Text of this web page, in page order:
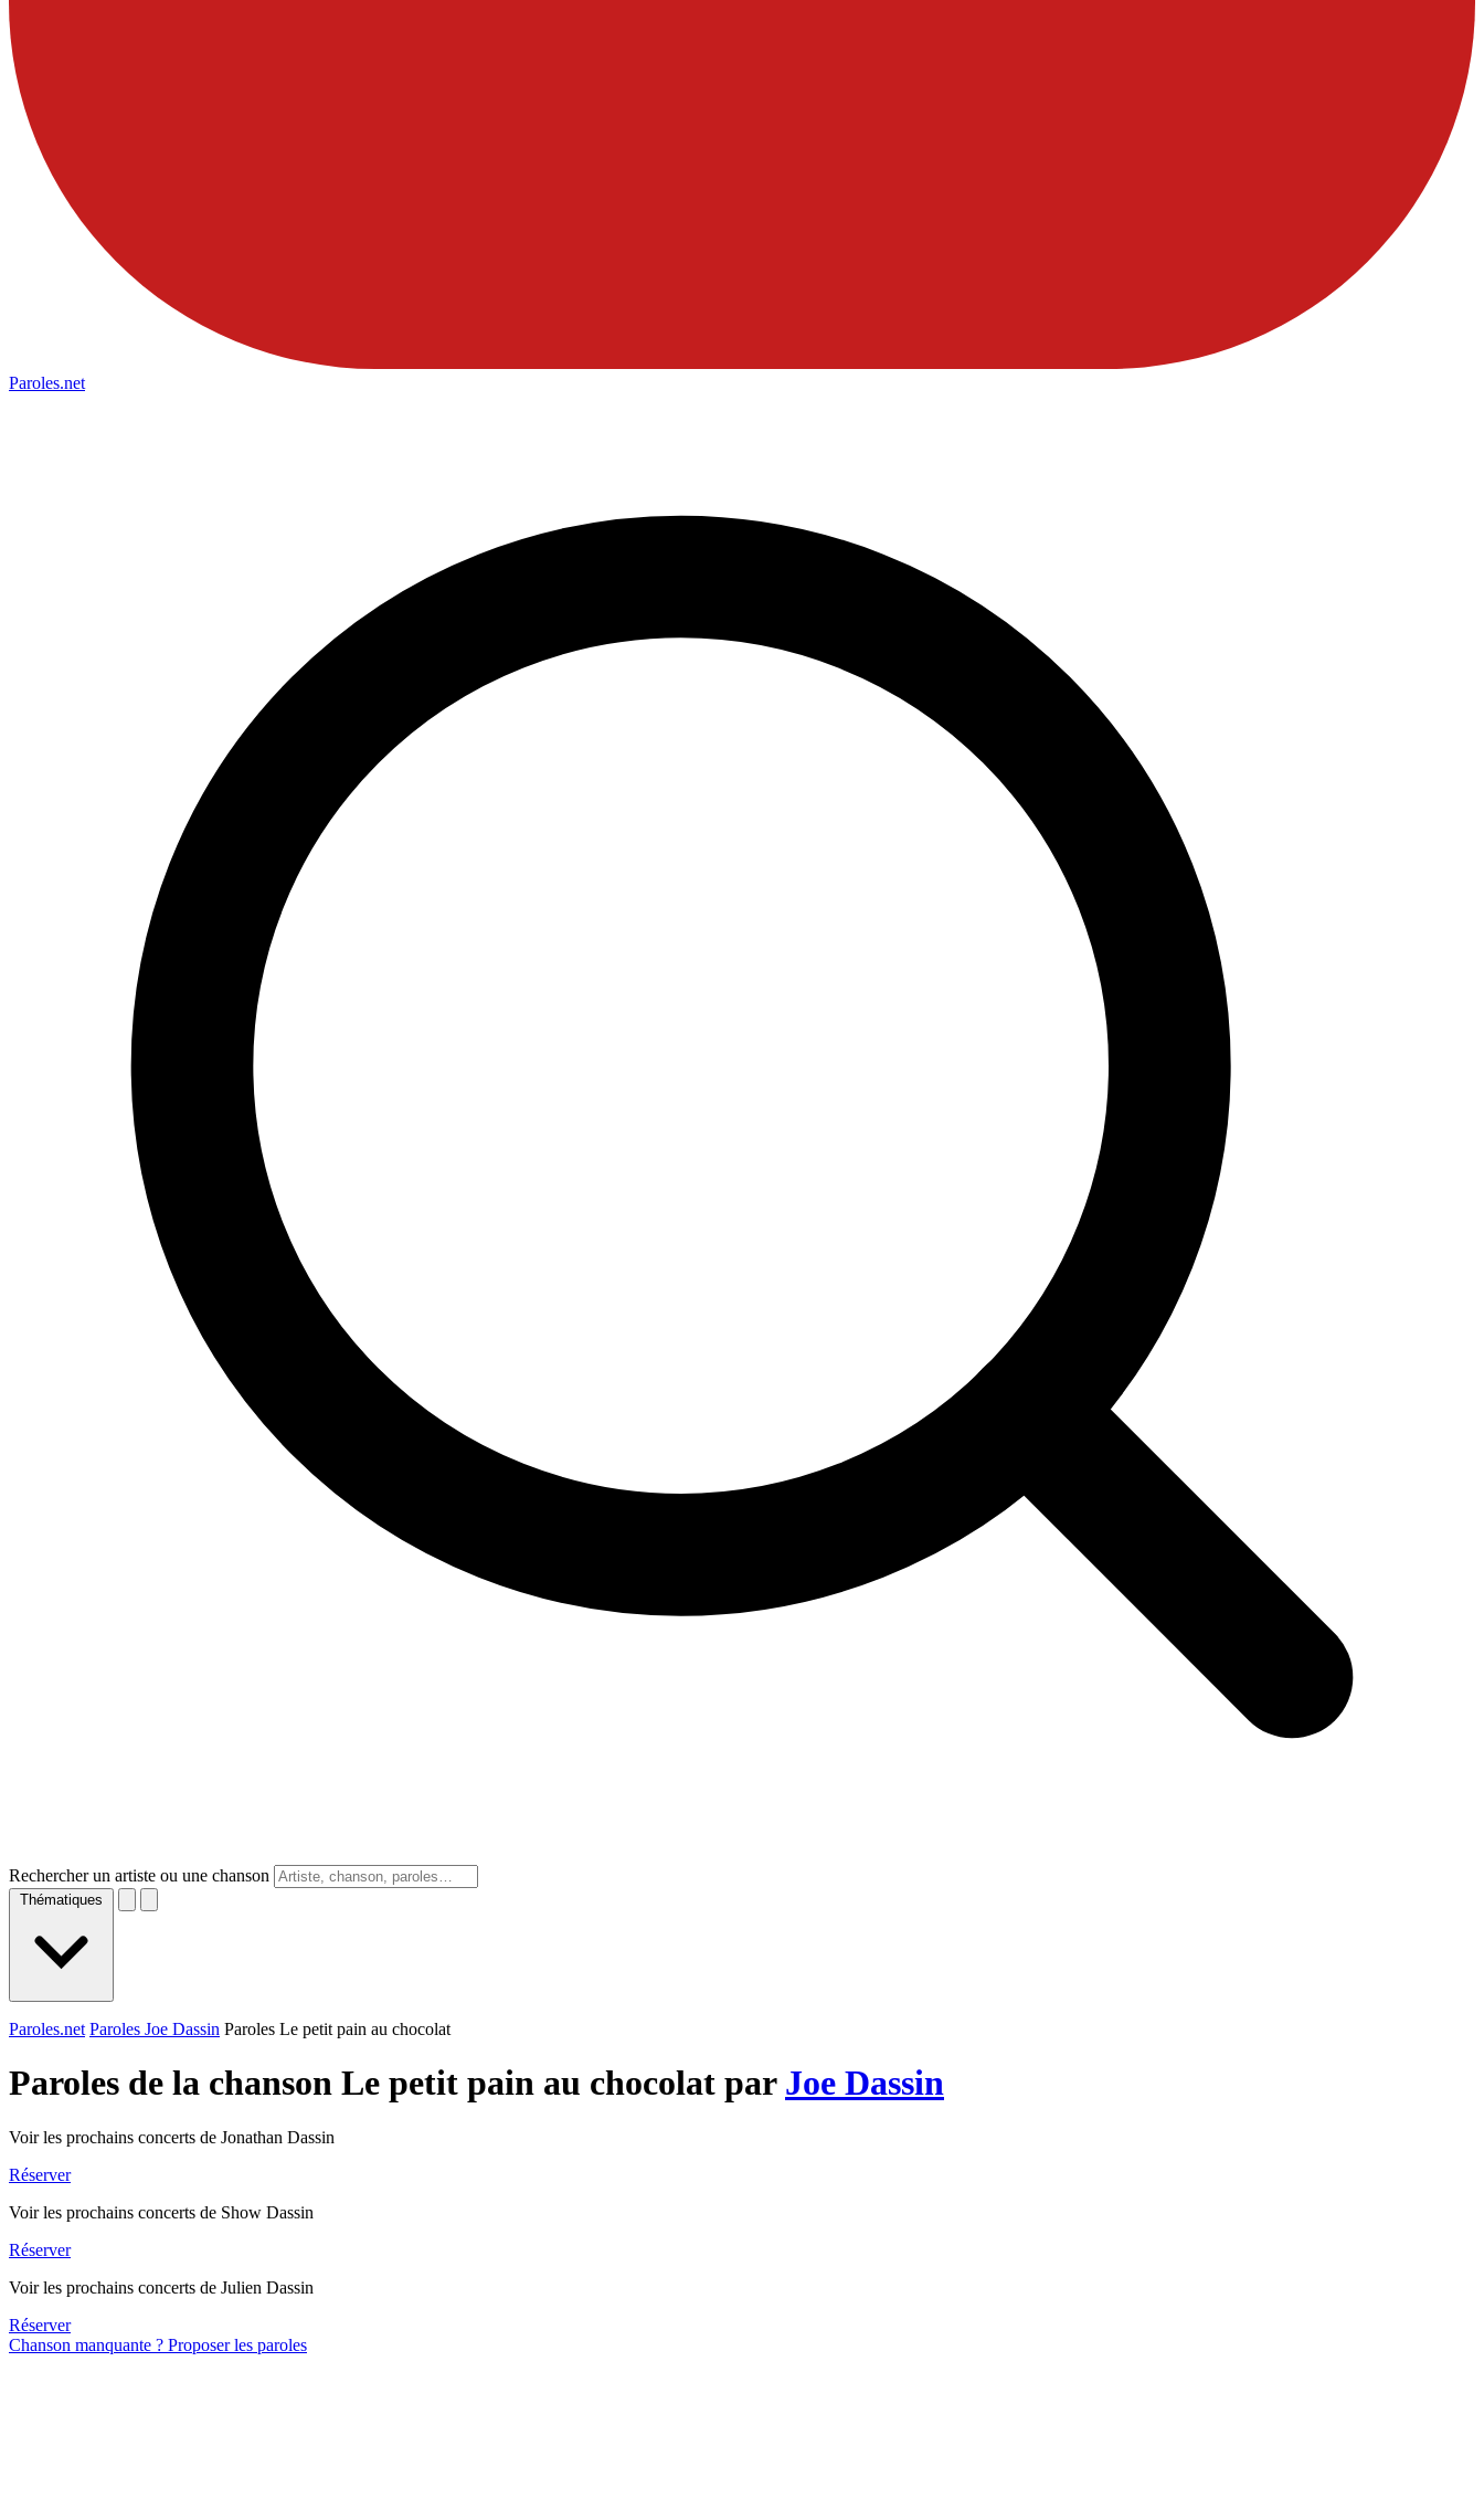
Paroles.net
Rechercher un artiste ou une chanson
Thématiques
Paroles.net Paroles Joe Dassin Paroles Le petit pain au chocolat
Paroles de la chanson Le petit pain au chocolat par Joe Dassin
Voir les prochains concerts de Jonathan Dassin
Réserver
Voir les prochains concerts de Show Dassin
Réserver
Voir les prochains concerts de Julien Dassin
Réserver
Chanson manquante ? Proposer les paroles